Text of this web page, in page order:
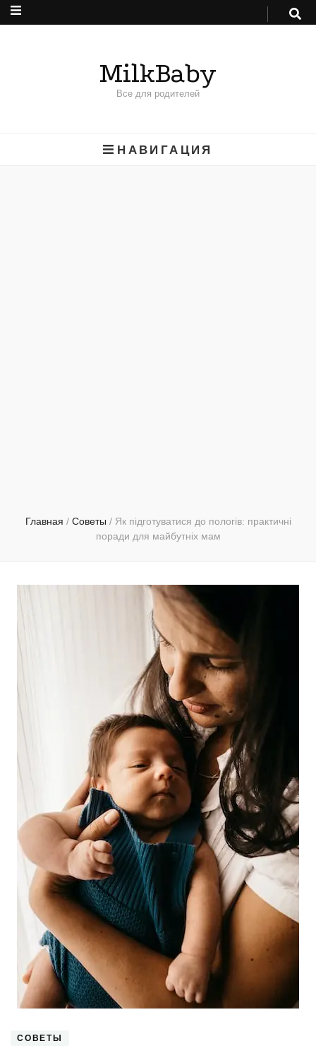
MilkBaby
Все для родителей
НАВИГАЦИЯ
Главная / Советы / Як підготуватися до пологів: практичні
поради для майбутніх мам
СОВЕТЫ